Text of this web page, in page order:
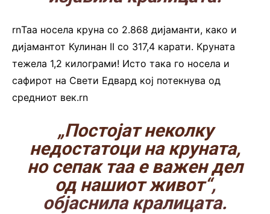
rnТаа носела круна со 2.868 дијаманти, како и
дијамантот Кулинан II со 317,4 карати. Круната
тежела 1,2 килограми! Исто така го носела и
сафирот на Свети Едвард кој потекнува од
средниот век.rn
„Постојат неколку
недостатоци на круната,
но сепак таа е важен дел
од нашиот живот“,
објаснила кралицата.